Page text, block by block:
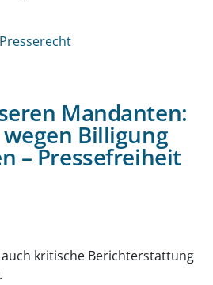
Presserecht
Mandanten:
Billigung
– Pressefreiheit
kritische Berichterstattung